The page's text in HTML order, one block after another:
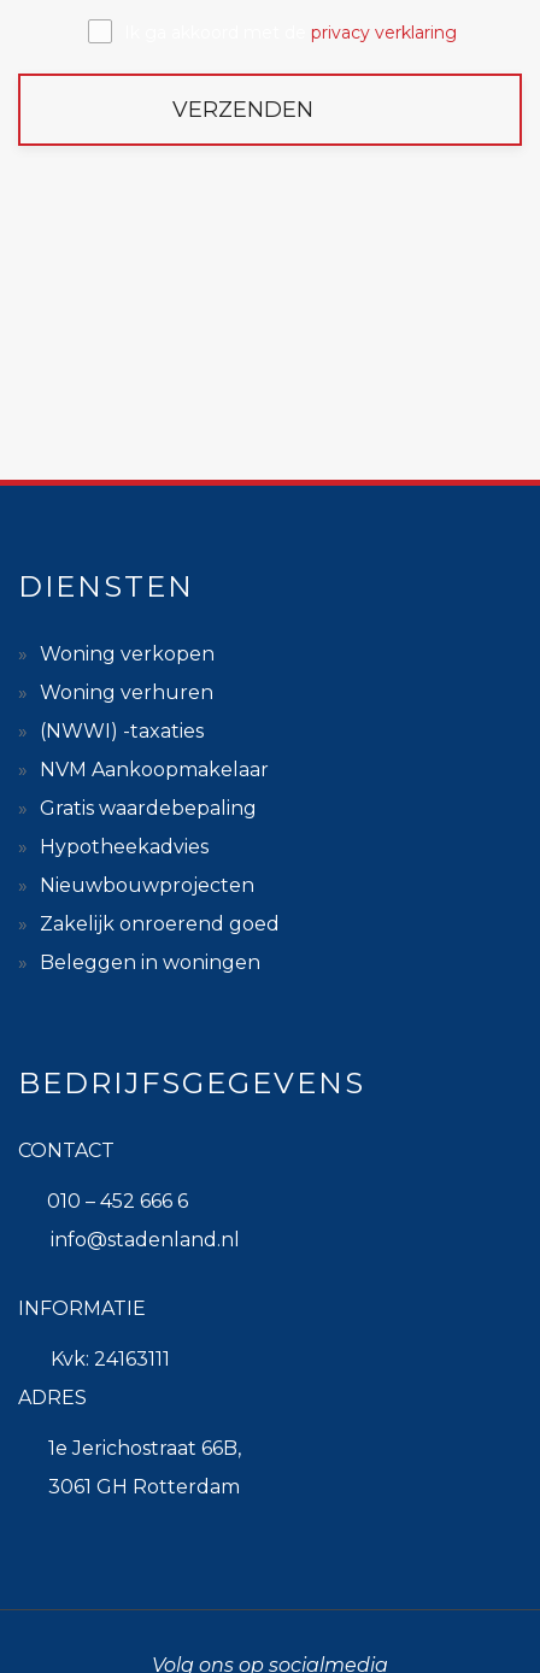
privacy verklaring
VERZENDEN
DIENSTEN
Woning verkopen
Woning verhuren
(NWWI) -taxaties
NVM Aankoopmakelaar
Gratis waardebepaling
Hypotheekadvies
Nieuwbouwprojecten
Zakelijk onroerend goed
Beleggen in woningen
BEDRIJFSGEGEVENS
CONTACT
010 – 452 666 6
info@stadenland.nl
INFORMATIE
Kvk: 24163111
ADRES
1e Jerichostraat 66B,
3061 GH Rotterdam
Volg ons op socialmedia